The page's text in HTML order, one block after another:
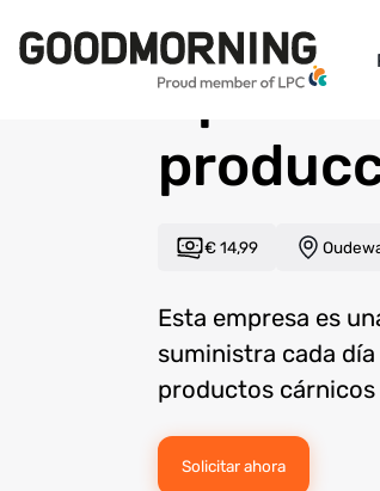
Back to overview
€ 14,99
Esta empresa es
suministra cada
productos cárnicos
Solicitar ahora